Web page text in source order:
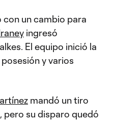
con un cambio para
ingresó
El equipo inició la
y varios
mandó un tiro
pero su disparo quedó